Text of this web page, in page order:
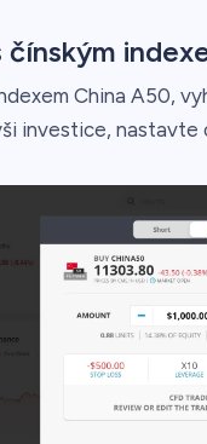
China A50,
investice,